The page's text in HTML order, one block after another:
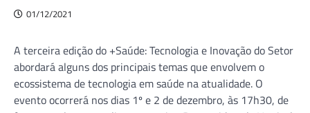
01/12/2021
A terceira edição do +Saúde: Tecnologia e Inovação do Setor
abordará alguns dos principais temas que envolvem o
ecossistema de tecnologia em saúde na atualidade. O
evento ocorrerá nos dias 1º e 2 de dezembro, às 17h30, de